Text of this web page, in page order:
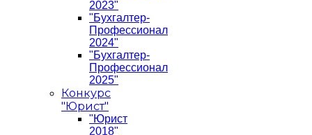
2023"
"Бухгалтер-
Профессионал
2024"
"Бухгалтер-
Профессионал
2025"
Конкурс
"Юрист"
"Юрист
2018"